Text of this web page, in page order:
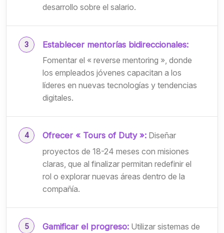
desarrollo sobre el salario.
Establecer mentorías bidireccionales:
Fomentar el « reverse mentoring », donde
los empleados jóvenes capacitan a los
líderes en nuevas tecnologías y tendencias
digitales.
Ofrecer « Tours of Duty »: Diseñar
proyectos de 18-24 meses con misiones
claras, que al finalizar permitan redefinir el
rol o explorar nuevas áreas dentro de la
compañía.
Gamificar el progreso: Utilizar sistemas de